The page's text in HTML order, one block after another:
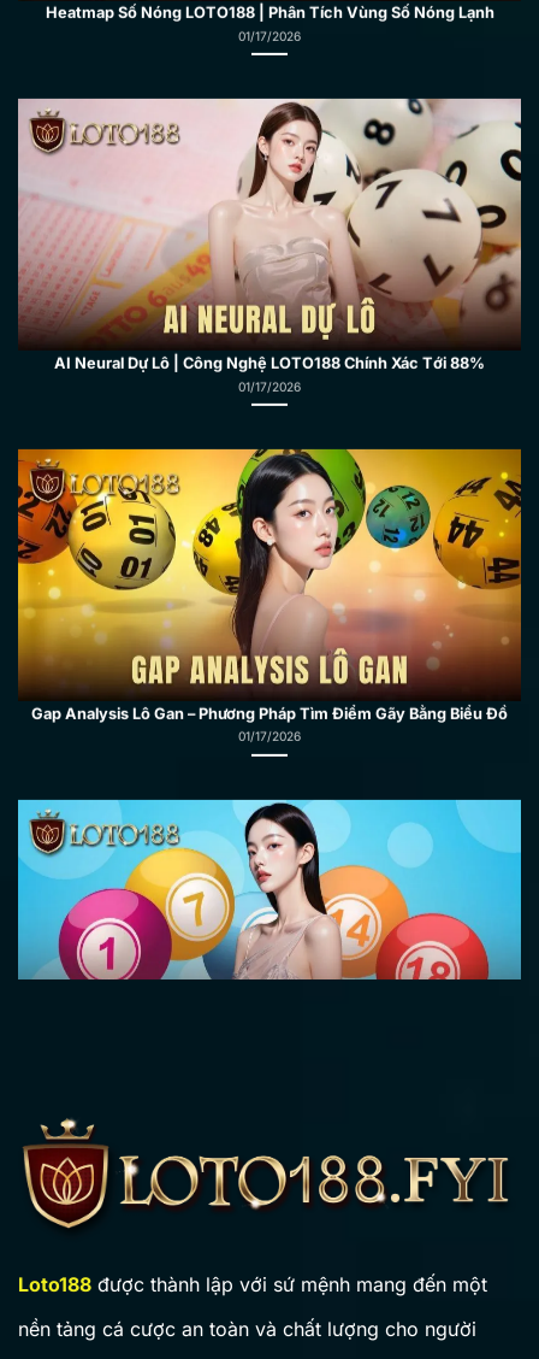
AI Neural Dự Lô | Công Nghệ LOTO188 Chính Xác Tới 88%
01/17/2026
Gap Analysis Lô Gan – Phương Pháp Tìm Điểm Gãy Bằng Biểu Đồ
01/17/2026
Mirror Numbers Đề – Cách Soi Cầu Bóng Âm Dương Từ GĐB
01/17/2026
Sigma Method Tổng Lô | 5 Bước Tính Dàn 15 Số VIP LOTO188
Loto188 được thành lập với sứ mệnh mang đến một
nền tảng cá cược an toàn và chất lượng cho người